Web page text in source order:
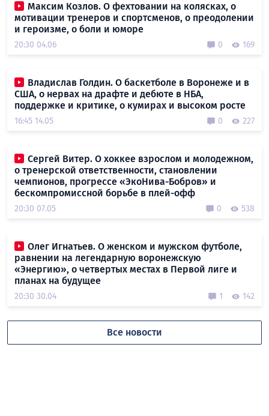
Максим Козлов. О фехтовании на колясках, о
мотивации тренеров и спортсменов, о преодолении
и героизме, о боли и юморе
20:30 04.06 0 169
Владислав Голдин. О баскетболе в Воронеже и в
США, о нервах на драфте и дебюте в НБА,
поддержке и критике, о кумирах и высоком росте
16:45 14.05 0 227
Сергей Витер. О хоккее взрослом и молодежном,
о тренерской ответственности, становлении
чемпионов, прогрессе «ЭкоНива-Бобров» и
бескомпромиссной борьбе в плей-офф
20:30 07.05 0 538
Олег Игнатьев. О женском и мужском футболе,
равнении на легендарную воронежскую
«Энергию», о четвертых местах в Первой лиге и
планах на будущее
20:30 30.04 1 142
Все новости